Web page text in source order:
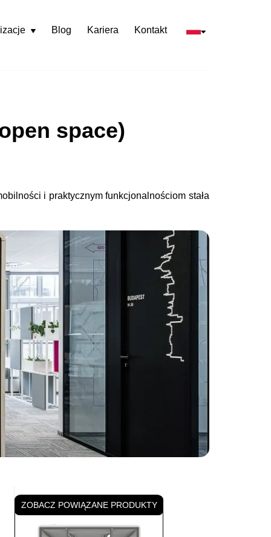
Rozwiń
Blog Kariera Kontakt
space)
i praktycznym funkcjonalnościom stała
ZOBACZ POWIĄZANE PRODUKTY